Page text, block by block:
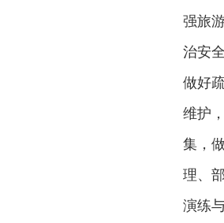
强旅
治安
做好
维护
集，
理、
演练